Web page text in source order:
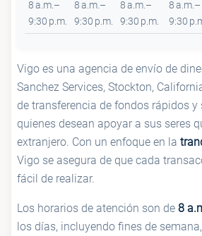
8 a.m.–
9:30 p.m.
8 a.m.–
9:30 p.m.
8 a.m.–
9:30 p.m.
8 a.m.–
9:30
Vigo es una agencia de envío de
Sanchez Services, Stockton,
de transferencia de fondos rápidos y
quienes desean apoyar a sus seres
extranjero. Con un enfoque en la
Vigo se asegura de que cada
fácil de realizar.
Los horarios de atención son de 8
los días, incluyendo fines de